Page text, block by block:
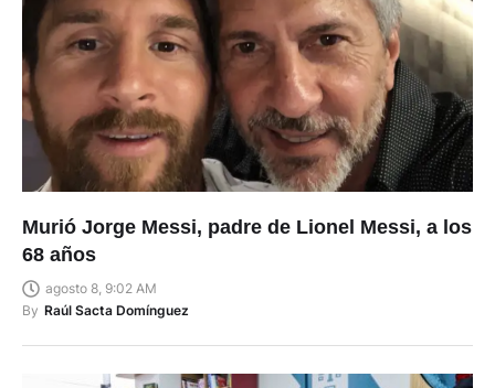
Murió Jorge Messi, padre de Lionel Messi, a los
68 años
agosto 8, 9:02 AM
By Raúl Sacta Domínguez